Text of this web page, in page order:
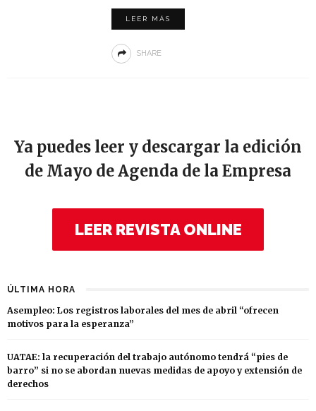
LEER MÁS
SHARE
Ya puedes leer y descargar la edición
de Mayo de Agenda de la Empresa
LEER REVISTA ONLINE
ÚLTIMA HORA
Asempleo: Los registros laborales del mes de abril “ofrecen
motivos para la esperanza”
UATAE: la recuperación del trabajo autónomo tendrá “pies de
barro” si no se abordan nuevas medidas de apoyo y extensión de
derechos